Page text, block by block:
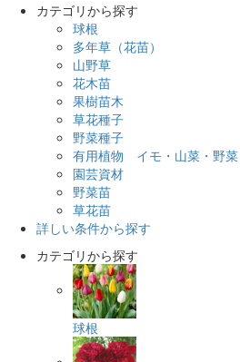
カテゴリから探す
球根
多年草（花苗）
山野草
花木苗
果樹苗木
草花種子
野菜種子
有用植物 イモ・山菜・野菜
園芸資材
野菜苗
草花苗
詳しい条件から探す
カテゴリから探す
球根